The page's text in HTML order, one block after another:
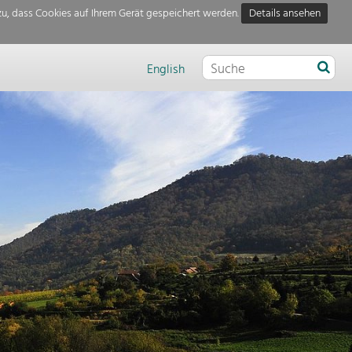
dass Cookies auf Ihrem Gerät gespeichert werden.
Details ansehen
English